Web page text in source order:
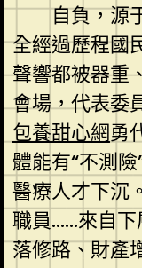
自負，源
全經過歷程國
聲響都被器重
會場，代表委
包養甜心網勇
體能有“不測
醫療人才下沉
職員……來自下
落修路、財產